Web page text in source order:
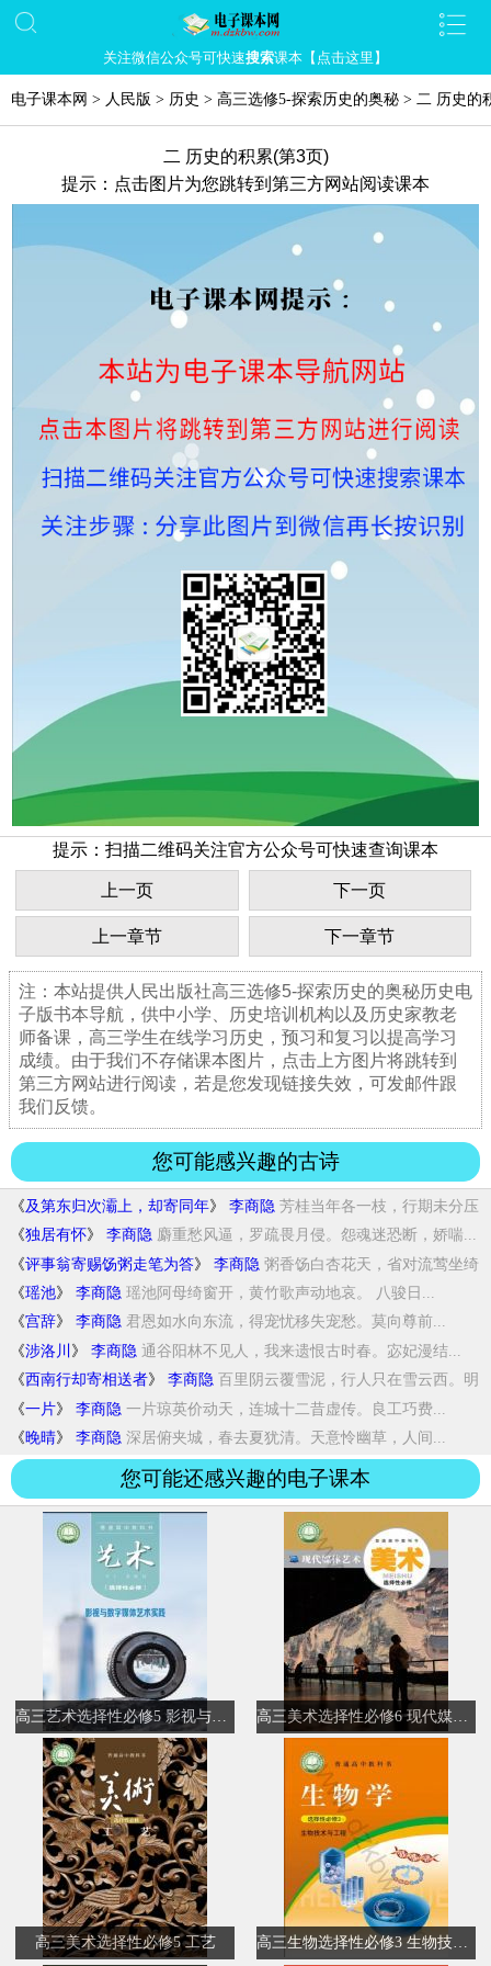
关注微信公众号可快速搜索课本【点击这里】
电子课本网 > 人民版 > 历史 > 高三选修5-探索历史的奥秘 > 二 历史的
二 历史的积累(第3页)
提示：点击图片为您跳转到第三方网站阅读课本
提示：扫描二维码关注官方公众号可快速查询课本
上一页 下一页
上一章节 下一章节
注：本站提供人民出版社高三选修5-探索历史的奥秘历史电
子版书本导航，供中小学、历史培训机构以及历史家教老
师备课，高三学生在线学习历史，预习和复习以提高学习
成绩。由于我们不存储课本图片，点击上方图片将跳转到
第三方网站进行阅读，若是您发现链接失效，可发邮件跟
我们反馈。
您可能感兴趣的古诗
《及第东归次灞上，却寄同年》 李商隐 芳桂当年各一枝，行期未分压
春期。江鱼朔雁...
《独居有怀》 李商隐 麝重愁风逼，罗疏畏月侵。怨魂迷恐断，娇喘...
《评事翁寄赐饧粥走笔为答》 李商隐 粥香饧白杏花天，省对流莺坐绮
筵。今日寄来...
《瑶池》 李商隐 瑶池阿母绮窗开，黄竹歌声动地哀。 八骏日...
《宫辞》 李商隐 君恩如水向东流，得宠忧移失宠愁。莫向尊前...
《涉洛川 》 李商隐 通谷阳林不见人，我来遗恨古时春。宓妃漫结...
《西南行却寄相送者》 李商隐 百里阴云覆雪泥，行人只在雪云西。明
朝惊破...
《一片》 李商隐 一片琼英价动天，连城十二昔虚传。良工巧费...
《晚晴》 李商隐 深居俯夹城，春去夏犹清。天意怜幽草，人间...
您可能还感兴趣的电子课本
高三美术选择性必修6 现代媒体艺术
高三美术选择性必修5 工艺 高三生物选择性必修3 生物技术与工程